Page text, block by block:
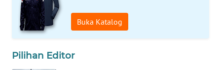
Buka Katalog
Pilihan Editor
WAHANA
SELEB
PERSONA